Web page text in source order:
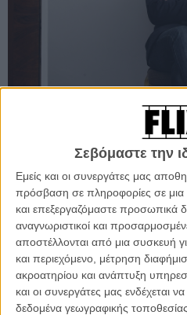
Σεβόμαστε την
Εμείς και οι συνεργάτες μας
πρόσβαση σε πληροφορίες σε
και επεξεργαζόμαστε προσωπικά
αναγνωριστικοί και
αποστέλλονται από μια συσκευή
και περιεχόμενο, μέτρηση
ακροατηρίου και ανάπτυξη
και οι συνεργάτες μας ενδέχεται
δεδομένα γεωγραφικής
Προσθέστε το Flix
Το νέο φιλμ των αδερφών Κοέν θα
αφηγείται την ιστορία του Εντι
μεσουράνησε την δεκαετία του
γνωρίζει ακόμη αν μιλάμε για μια
εμπνευσμένη από έναν παίκτη του
στις κωμικοτραγικές άγνωστες